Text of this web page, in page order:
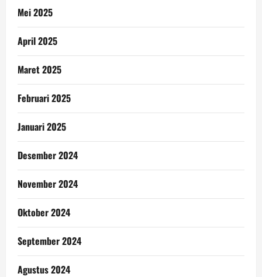
Mei 2025
April 2025
Maret 2025
Februari 2025
Januari 2025
Desember 2024
November 2024
Oktober 2024
September 2024
Agustus 2024